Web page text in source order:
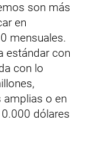
son más
en
mensuales.
estándar con
con lo
o en
dólares